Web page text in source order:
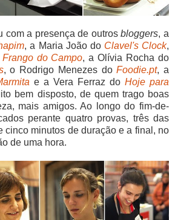
com a presença de outrosbloggers, a
, a Maria João do Clavel's Clock,
Frango do Campo, a Olívia Rocha do
, o Rodrigo Menezes doFoodie.pt, a
e a Vera Ferraz do Hoje para
bem disposto, de quem trago boas
mais amigos. Ao longo do fim-de-
perante quatro provas, três das
cinco minutos de duração e a final, no
de uma hora.